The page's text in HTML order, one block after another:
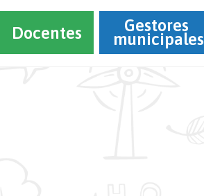
Docentes Gestores
municipales